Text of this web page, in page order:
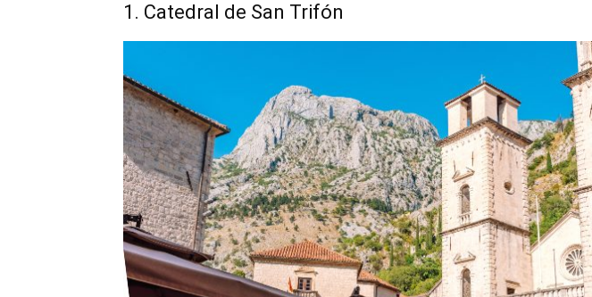
1. Catedral de San Trifón